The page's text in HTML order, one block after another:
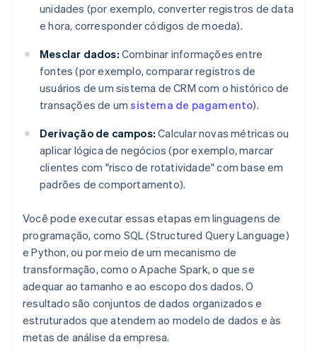
unidades (por exemplo, converter registros de data
e hora, corresponder códigos de moeda).
Mesclar dados: Combinar informações entre
fontes (por exemplo, comparar registros de
usuários de um sistema de CRM com o histórico de
transações de umsistema de pagamento).
Derivação de campos: Calcular novas métricas ou
aplicar lógica de negócios (por exemplo, marcar
clientes com "risco de rotatividade" com base em
padrões de comportamento).
Você pode executar essas etapas em linguagens de
programação, como SQL (Structured Query Language)
e Python, ou por meio de um mecanismo de
transformação, como o Apache Spark, o que se
adequar ao tamanho e ao escopo dos dados. O
resultado são conjuntos de dados organizados e
estruturados que atendem ao modelo de dados e às
metas de análise da empresa.